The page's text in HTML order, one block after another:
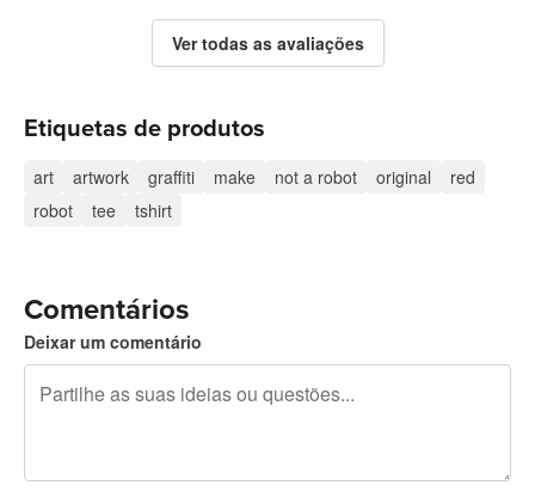
Ver todas as avaliações
Etiquetas de produtos
art artwork graffiti make not a robot original
red
robot
tee tshirt
Comentários
Deixar um comentário